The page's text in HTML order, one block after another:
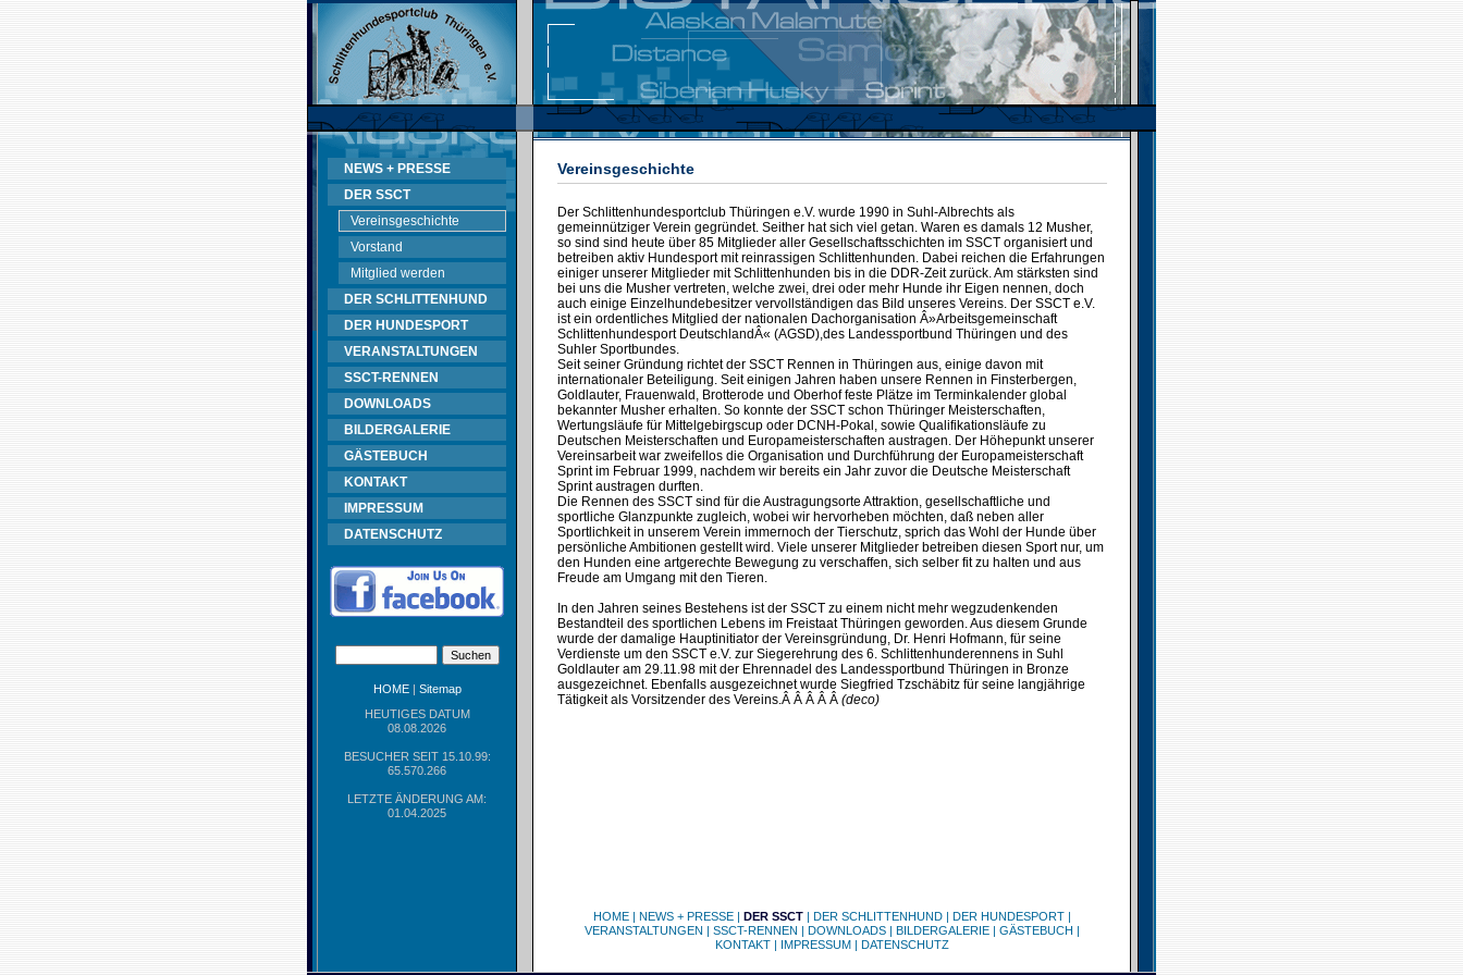
NEWS + PRESSE
DER SSCT
Vereinsgeschichte
Vorstand
Mitglied werden
DER SCHLITTENHUND
DER HUNDESPORT
VERANSTALTUNGEN
SSCT-RENNEN
DOWNLOADS
BILDERGALERIE
GÄSTEBUCH
KONTAKT
IMPRESSUM
DATENSCHUTZ
HOME| Sitemap
HEUTIGES DATUM
08.08.2026
BESUCHER SEIT 15.10.99:
65.570.266
LETZTE ÄNDERUNG AM:
01.04.2025
Vereinsgeschichte
Der Schlittenhundesportclub Thüringen e.V. wurde 1990 in Suhl-Albrechts als
gemeinnütziger Verein gegründet. Seither hat sich viel getan. Waren es damals 12 Musher,
so sind sind heute über 85 Mitglieder aller Gesellschaftsschichten im SSCT organisiert und
betreiben aktiv Hundesport mit reinrassigen Schlittenhunden. Dabei reichen die Erfahrungen
einiger unserer Mitglieder mit Schlittenhunden bis in die DDR-Zeit zurück. Am stärksten sind
bei uns die Musher vertreten, welche zwei, drei oder mehr Hunde ihr Eigen nennen, doch
auch einige Einzelhundebesitzer vervollständigen das Bild unseres Vereins. Der SSCT e.V.
ist ein ordentliches Mitglied der nationalen Dachorganisation Â»Arbeitsgemeinschaft
Schlittenhundesport DeutschlandÂ« (AGSD),des Landessportbund Thüringen und des
Suhler Sportbundes.
Seit seiner Gründung richtet der SSCT Rennen in Thüringen aus, einige davon mit
internationaler Beteiligung. Seit einigen Jahren haben unsere Rennen in Finsterbergen,
Goldlauter, Frauenwald, Brotterode und Oberhof feste Plätze im Terminkalender global
bekannter Musher erhalten. So konnte der SSCT schon Thüringer Meisterschaften,
Wertungsläufe für Mittelgebirgscup oder DCNH-Pokal, sowie Qualifikationsläufe zu
Deutschen Meisterschaften und Europameisterschaften austragen. Der Höhepunkt unserer
Vereinsarbeit war zweifellos die Organisation und Durchführung der Europameisterschaft
Sprint im Februar 1999, nachdem wir bereits ein Jahr zuvor die Deutsche Meisterschaft
Sprint austragen durften.
Die Rennen des SSCT sind für die Austragungsorte Attraktion, gesellschaftliche und
sportliche Glanzpunkte zugleich, wobei wir hervorheben möchten, daß neben aller
Sportlichkeit in unserem Verein immernoch der Tierschutz, sprich das Wohl der Hunde über
persönliche Ambitionen gestellt wird. Viele unserer Mitglieder betreiben diesen Sport nur, um
den Hunden eine artgerechte Bewegung zu verschaffen, sich selber fit zu halten und aus
Freude am Umgang mit den Tieren.
In den Jahren seines Bestehens ist der SSCT zu einem nicht mehr wegzudenkenden
Bestandteil des sportlichen Lebens im Freistaat Thüringen geworden. Aus diesem Grunde
wurde der damalige Hauptinitiator der Vereinsgründung, Dr. Henri Hofmann, für seine
Verdienste um den SSCT e.V. zur Siegerehrung des 6. Schlittenhunderennens in Suhl
Goldlauter am 29.11.98 mit der Ehrennadel des Landessportbund Thüringen in Bronze
ausgezeichnet. Ebenfalls ausgezeichnet wurde Siegfried Tzschäbitz für seine langjährige
Tätigkeit als Vorsitzender des Vereins.Â Â Â Â Â (deco)
HOME| NEWS + PRESSE| DER SSCT| DER SCHLITTENHUND| DER HUNDESPORT|
VERANSTALTUNGEN | SSCT-RENNEN | DOWNLOADS| BILDERGALERIE| GÄSTEBUCH |
KONTAKT| IMPRESSUM| DATENSCHUTZ